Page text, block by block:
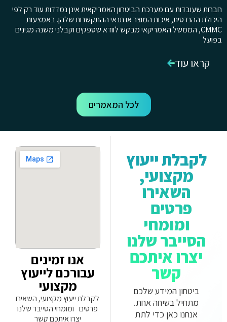
חברות שעובדות עם מערכת הביטחון האמריקאית אינן נמדדות עוד רק לפי
היכולת ההנדסית, איכות המוצר או תנאי ההתקשרות שלהן. באמצעות
CMMC, הממשל האמריקאי מבקש לוודא שספקים וקבלני משנה מגינים
בפועל
קראו עוד
לכל המאמרים
לקבלת ייעוץ
מקצועי,
השאירו
פרטים
ומומחי
הסייבר שלנו
יצרו איתכם
קשר
ביטחון המידע שלכם
מתחיל בשיחה אחת.
אנחנו כאן כדי לתת
אנו זמינים
עבורכם לייעוץ
מקצועי
לקבלת ייעוץ מקצועי, השאירו
פרטים ומומחי הסייבר שלנו
יצרו איתכם קשר